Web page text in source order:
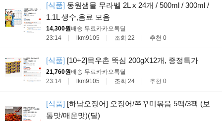
[식품] 동원샘물 무라벨 2L x 24개 / 500ml / 300ml /
1.1L 생수,음료 모음
14,300원배송 무료카카오톡딜
23:14
lkm9105 조회 22 추천 0
[식품] [10+2]목우촌 뚝심 200gX12개, 증정특가
21,760원배송 무료카카오톡딜
23:14
lkm9105 조회 24 추천 0
[식품] [하남오징어] 오징어/쭈꾸미볶음 5팩/3팩 (보
통맛/매운맛)(딜)